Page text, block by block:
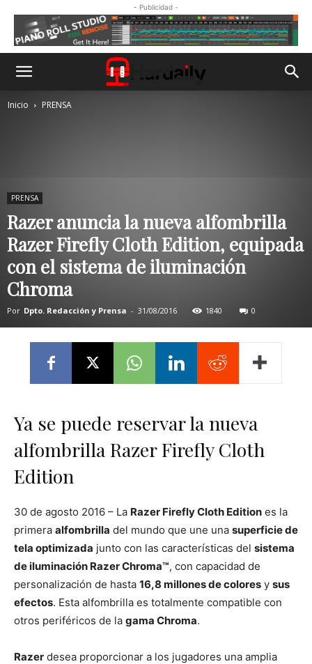
- Publicidad -
Inicio PRENSA
PRENSA
Razer anuncia la nueva alfombrilla
Razer Firefly Cloth Edition, equipada
con el sistema de iluminación
Chroma
Por Dpto. Redacción y Prensa - 31/08/2016 1840 0
Ya se puede reservar la nueva
alfombrilla Razer Firefly Cloth
Edition
30 de agosto 2016 – La Razer Firefly Cloth Edition es la
primera alfombrilla del mundo que une una superficie de
tela optimizada junto con las características del sistema
de iluminación Razer Chroma™, con capacidad de
personalización de hasta 16,8 millones de colores y sus
efectos. Esta alfombrilla es totalmente compatible con
otros periféricos de la gama Chroma.
Razer desea proporcionar a los jugadores una amplia